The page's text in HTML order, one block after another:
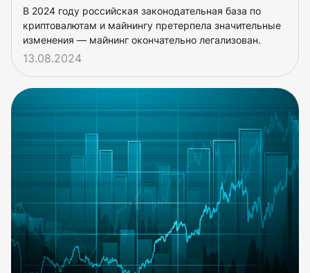
В 2024 году российская законодательная база по
криптовалютам и майнингу претерпела значительные
изменения — майнинг окончательно легализован.
13.08.2024